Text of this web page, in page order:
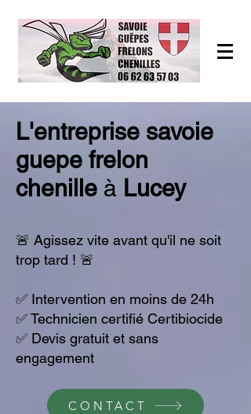
L'entreprise savoie
guepe frelon
chenille à Lucey
🚨 Agissez vite avant qu'il ne soit
trop tard ! 🚨
​✅ Intervention en moins de 24h
✅ Technicien certifié Certibiocide
✅ Devis gratuit et sans
engagement
CONTACT